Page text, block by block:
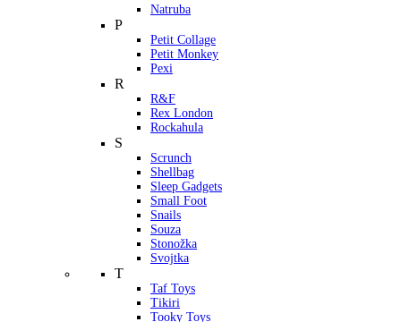
Natruba
P
Petit Collage
Petit Monkey
Pexi
R
R&F
Rex London
Rockahula
S
Scrunch
Shellbag
Sleep Gadgets
Small Foot
Snails
Souza
Stonožka
Svojtka
T
Taf Toys
Tikiri
Tooky Toys